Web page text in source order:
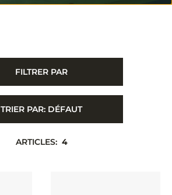
FILTRER PAR
TRIER PAR: DÉFAUT
ARTICLES: 4